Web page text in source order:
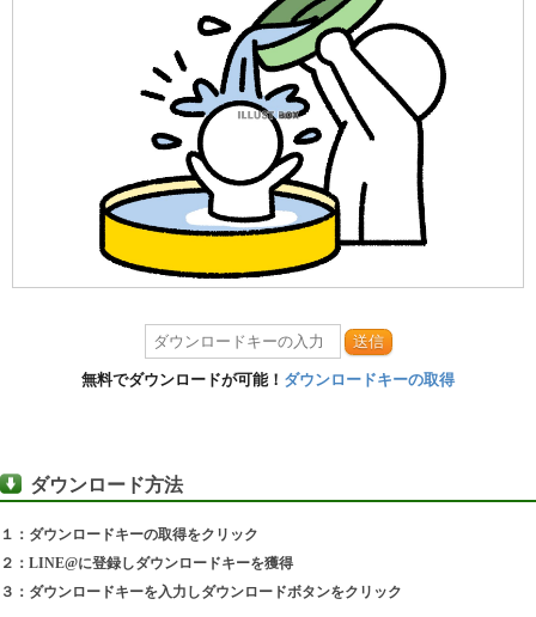
送信
無料でダウンロードが可能！ ダウンロードキーの取得
ダウンロード方法
１：ダウンロードキーの取得をクリック
２：LINE@に登録しダウンロードキーを獲得
３：ダウンロードキーを入力しダウンロードボタンをクリック